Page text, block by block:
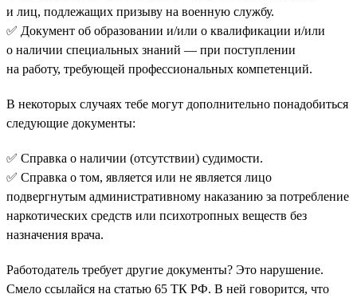
и лиц, подлежащих призыву на военную службу.
✅ Документ об образовании и/или о квалификации и/или
о наличии специальных знаний — при поступлении
на работу, требующей профессиональных компетенций.
В некоторых случаях тебе могут дополнительно понадобиться
следующие документы:
✅ Справка о наличии (отсутствии) судимости.
✅ Справка о том, является или не является лицо
подвергнутым административному наказанию за потребление
наркотических средств или психотропных веществ без
назначения врача.
Работодатель требует другие документы? Это нарушение.
Смело ссылайся на статью 65 ТК РФ. В ней говорится, что